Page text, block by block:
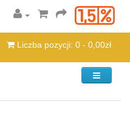
Liczba pozycji: 0 - 0,00zł